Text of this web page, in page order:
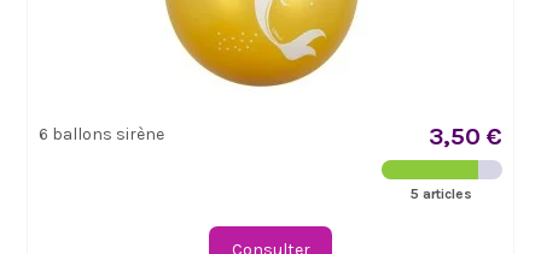
6 ballons sirène 3,50 €
5 articles